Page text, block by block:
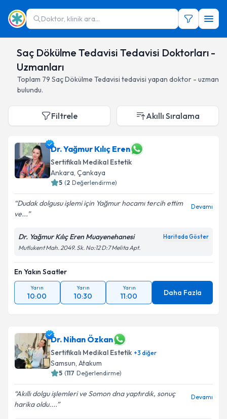
Doktor, klinik ara...
Saç Dökülme Tedavisi Tedavisi Doktorları -
Uzmanları
Toplam 79 Saç Dökülme Tedavisi tedavisi yapan doktor - uzman
bulundu.
Filtrele Akıllı Sıralama
Dr. Yağmur Kılıç Eren
Sertifikalı Medikal Estetik
Ankara, Çankaya
5 (2 Değerlendirme)
Dudak dolgusu işlemi için Yağmur hocamı tercih ettim
ve...
Devamı
Dr. Yağmur Kılıç Eren Muayenehanesi Haritada Göster
Mutlukent Mah. 2049. Sk. No:12 D:7 Melita Apt.
En Yakın Saatler
Yarın
10:00
Yarın
10:30
Yarın
11:00 Daha Fazla
Dr. Nihan Özkan
Sertifikalı Medikal Estetik +3 diğer
Samsun, Atakum
5 (117 Değerlendirme)
Akıllı dolgu işlemleri ve Somon dna yaptırdık, sonuç
harika oldu....
Devamı